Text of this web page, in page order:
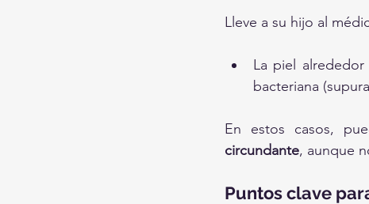
Lleve a su hijo al
La piel
bacteriana
En estos casos,
circundante, aunque
Puntos clave